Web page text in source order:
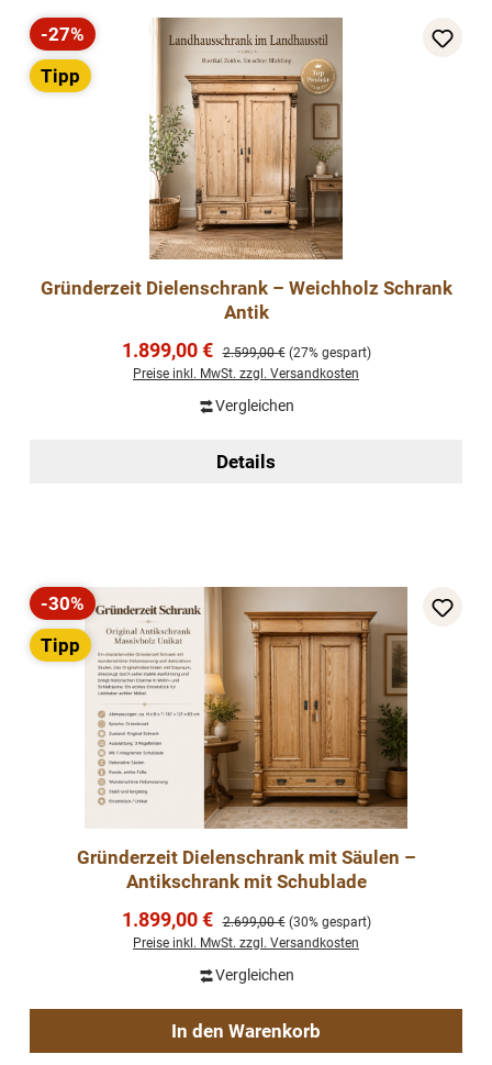
Rabatt
-27%
Tipp
Gründerzeit Dielenschrank – Weichholz Schrank
Antik
Verkaufspreis:
1.899,00 € Regulärer Preis:
2.599,00 € (27% gespart)
Preise inkl. MwSt. zzgl. Versandkosten
Vergleichen
Details
Rabatt
-30%
Tipp
Gründerzeit Dielenschrank mit Säulen –
Antikschrank mit Schublade
Verkaufspreis:
1.899,00 € Regulärer Preis:
2.699,00 € (30% gespart)
Preise inkl. MwSt. zzgl. Versandkosten
Vergleichen
In den Warenkorb